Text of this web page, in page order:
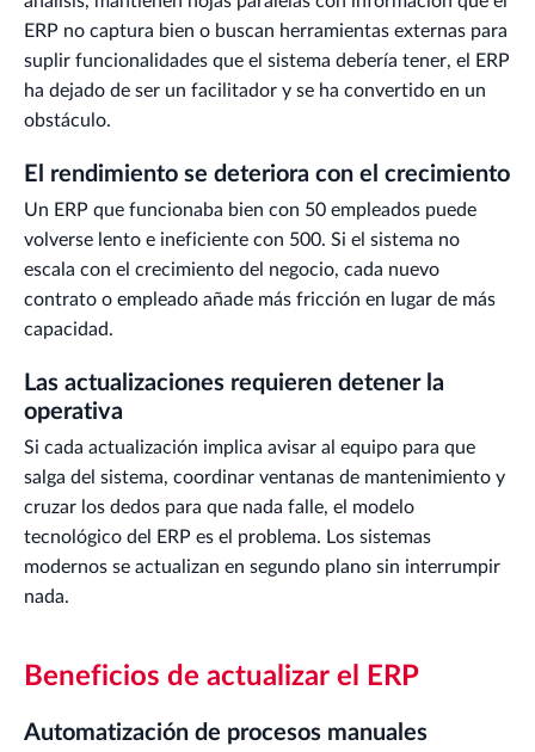
ERP no captura bien o buscan herramientas externas para
suplir funcionalidades que el sistema debería tener, el ERP
ha dejado de ser un facilitador y se ha convertido en un
obstáculo.
El rendimiento se deteriora con el crecimiento
Un ERP que funcionaba bien con 50 empleados puede
volverse lento e ineficiente con 500. Si el sistema no
escala con el crecimiento del negocio, cada nuevo
contrato o empleado añade más fricción en lugar de más
capacidad.
Las actualizaciones requieren detener la
operativa
Si cada actualización implica avisar al equipo para que
salga del sistema, coordinar ventanas de mantenimiento y
cruzar los dedos para que nada falle, el modelo
tecnológico del ERP es el problema. Los sistemas
modernos se actualizan en segundo plano sin interrumpir
nada.
Beneficios de actualizar el ERP
Automatización de procesos manuales